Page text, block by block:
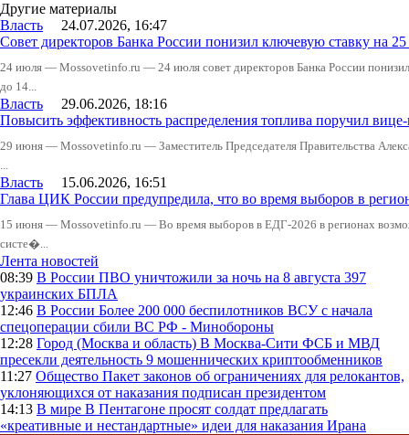
Другие материалы
Власть 24.07.2026, 16:47
Совет директоров Банка России понизил ключевую ставку на
24 июля — Mossovetinfo.ru — 24 июля совет директоров Банка России
до 14...
Власть 29.06.2026, 18:16
Повысить эффективность распределения топлива поручил
29 июня — Mossovetinfo.ru — Заместитель Председателя Правительства
...
Власть 15.06.2026, 16:51
Глава ЦИК России предупредила, что во время выборов в
15 июня — Mossovetinfo.ru — Во время выборов в ЕДГ-2026 в регионах
систе�...
Лента новостей
08:39 В России ПВО уничтожили за ночь на 8 августа 397
украинских БПЛА
12:46 В России Более 200 000 беспилотников ВСУ с начала
спецоперации сбили ВС РФ - Минобороны
12:28 Город (Москва и область) В Москва-Сити ФСБ и МВД
пресекли деятельность 9 мошеннических криптообменников
11:27 Общество Пакет законов об ограничениях для релокантов,
уклоняющихся от наказания подписан президентом
14:13 В мире В Пентагоне просят солдат предлагать
«креативные и нестандартные» идеи для наказания Ирана